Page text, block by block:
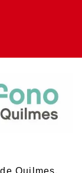
Quilmes,